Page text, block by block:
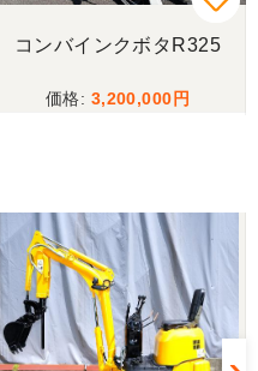
コンバインクボタR325
3,200,000